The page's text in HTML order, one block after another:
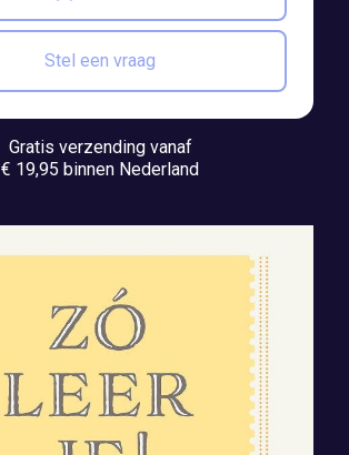
Stel een vraag
Gratis verzending vanaf
€ 19,95 binnen Nederland